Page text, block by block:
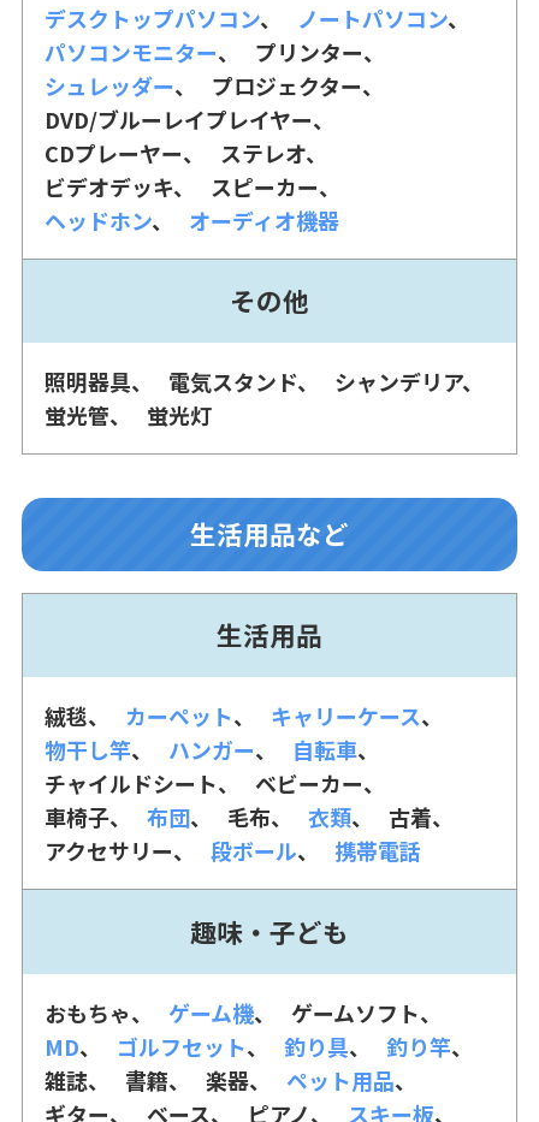
デスクトップパソコン
ノートパソコン
パソコンモニター
プリンター
シュレッダー
プロジェクター
DVD/ブルーレイプレイヤー
CDプレーヤー
ステレオ
ビデオデッキ
スピーカー
ヘッドホン
オーディオ機器
その他
照明器具 電気スタンド
シャンデリア
蛍光管
蛍光灯
生活用品など
生活用品
絨毯 カーペット
キャリーケース
物干し竿
ハンガー
自転車
チャイルドシート
ベビーカー
車椅子
布団 毛布 衣類
古着
アクセサリー
段ボール 携帯電話
趣味・子ども
おもちゃ ゲーム機
ゲームソフト
MD
ゴルフセット 釣り具
釣り竿
雑誌
書籍 楽器
ペット用品
ギター
ベース ピアノ スキー板